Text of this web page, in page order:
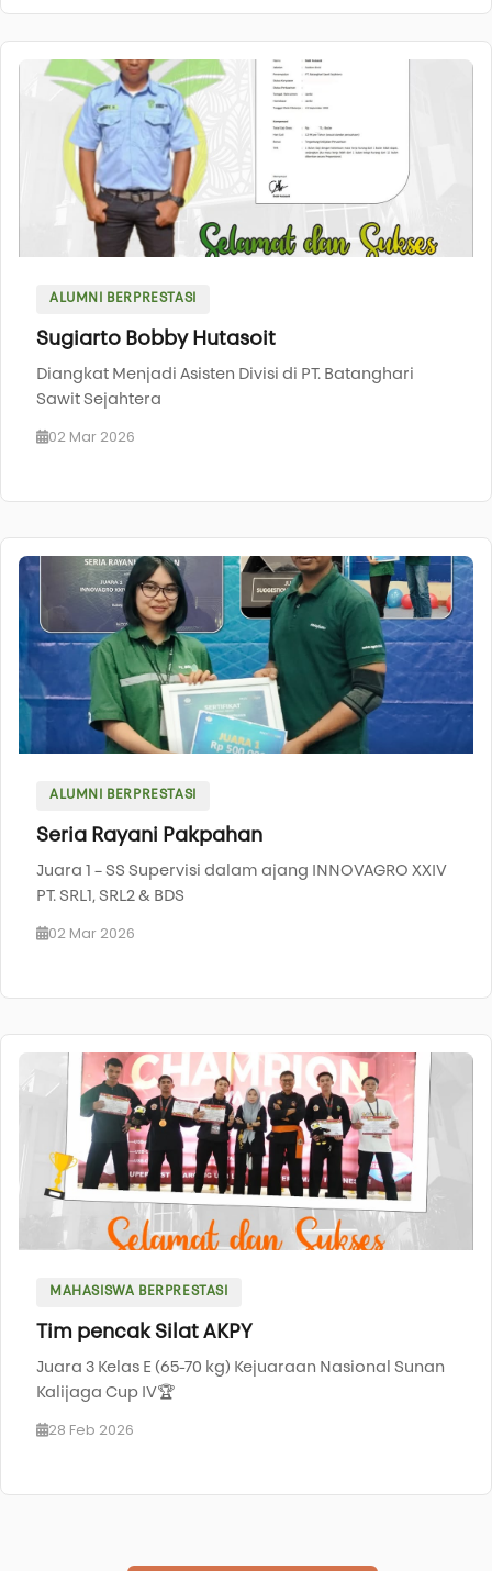
ALUMNI BERPRESTASI
Sugiarto Bobby Hutasoit
Diangkat Menjadi Asisten Divisi di PT. Batanghari
Sawit Sejahtera
02 Mar 2026
ALUMNI BERPRESTASI
Seria Rayani Pakpahan
Juara 1 – SS Supervisi dalam ajang INNOVAGRO XXIV
PT. SRL1, SRL2 & BDS
02 Mar 2026
MAHASISWA BERPRESTASI
Tim pencak Silat AKPY
Juara 3 Kelas E (65-70 kg) Kejuaraan Nasional Sunan
Kalijaga Cup IV🏆
28 Feb 2026